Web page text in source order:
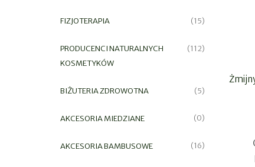
FIZJOTERAPIA (15)
PRODUCENCI NATURALNYCH
KOSMETYKÓW
(112)
BIŻUTERIA ZDROWOTNA (5)
AKCESORIA MIEDZIANE (0)
AKCESORIA BAMBUSOWE (16)